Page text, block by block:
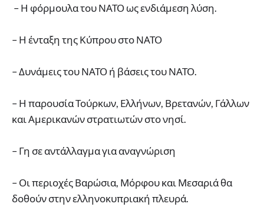
– Η φόρμουλα του ΝΑΤΟ ως ενδιάμεση λύση.
– Η ένταξη της Κύπρου στο ΝΑΤΟ
– Δυνάμεις του ΝΑΤΟ ή βάσεις του ΝΑΤΟ.
– Η παρουσία Τούρκων, Ελλήνων, Βρετανών, Γάλλων
και Αμερικανών στρατιωτών στο νησί.
– Γη σε αντάλλαγμα για αναγνώριση
– Οι περιοχές Βαρώσια, Μόρφου και Μεσαριά θα
δοθούν στην ελληνοκυπριακή πλευρά.